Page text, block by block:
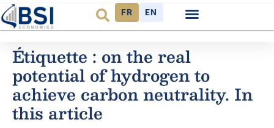
FR EN
Étiquette : on the real
potential of hydrogen to
achieve carbon neutrality. In
this article